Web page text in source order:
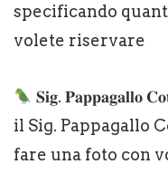
specificando quanti
volete riservare
𝐒𝐢𝐠. 𝐏𝐚𝐩𝐩𝐚𝐠𝐚𝐥𝐥𝐨
il Sig. Pappagallo
fare una foto con